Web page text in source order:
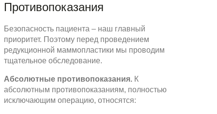
Противопоказания
Безопасность пациента – наш главный
приоритет. Поэтому перед проведением
редукционной маммопластики мы проводим
тщательное обследование.
Абсолютные противопоказания. К
абсолютным противопоказаниям, полностью
исключающим операцию, относятся: